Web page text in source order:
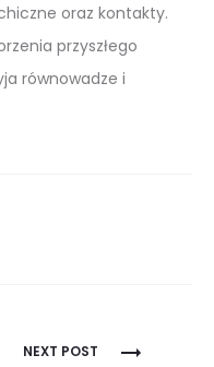
oraz kontakty.
przyszłego
równowadze i
NEXT POST